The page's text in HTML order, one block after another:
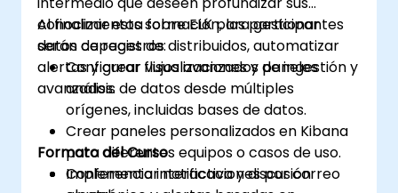
conocimientos sobre ELK para gestionar
datos de registros distribuidos, automatizar
alertas y crear visualizaciones y paneles
avanzados.
Al finalizar esta formación, los participantes
serán capaces de:
Configurar flujos avanzados de ingestión y
análisis de datos desde múltiples
orígenes, incluidas bases de datos.
Crear paneles personalizados en Kibana
para diferentes equipos o casos de uso.
Implementar notificaciones por correo
Formato del Curso
Conferencia interactiva y discusión